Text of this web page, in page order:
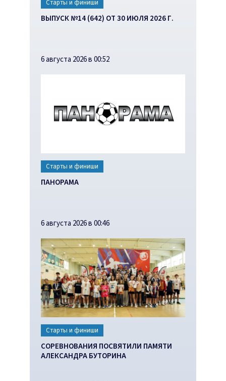
Старты и финиши
ВЫПУСК №14 (642) ОТ 30 ИЮЛЯ 2026 Г.
6 августа 2026 в 00:52
Старты и финиши
ПАНОРАМА
6 августа 2026 в 00:46
Старты и финиши
СОРЕВНОВАНИЯ ПОСВЯТИЛИ ПАМЯТИ
АЛЕКСАНДРА БУТОРИНА